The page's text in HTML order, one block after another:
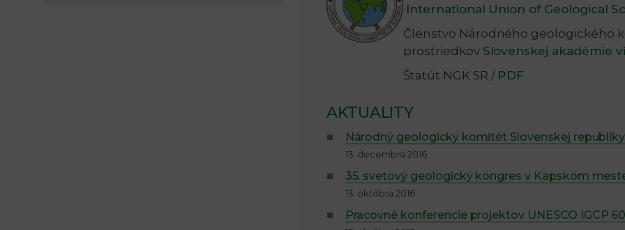
International Union of Geological
Členstvo Národného geologického
prostriedkov Slovenskej akadémie
Štatút NGK SR / PDF
AKTUALITY
Národný geologický komitét Slovenskej
13. decembra 2016
35. svetový geologický kongres v Kapskom
13. októbra 2016
Pracovné konferencie projektov UNESCO IGCP